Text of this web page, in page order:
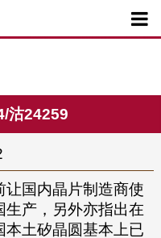

沽24259
国内晶片制造商使
生产，另外亦指出在
本土矽晶圆基本上已